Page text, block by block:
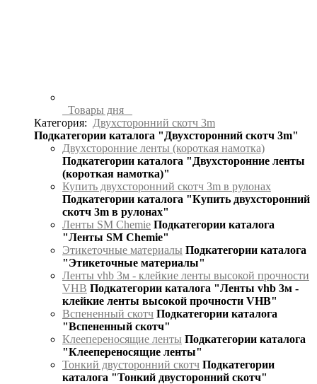
Товары дня
Категория:
Двухсторонний скотч 3m
Подкатегории каталога "Двухсторонний скотч 3m"
Двухсторонние ленты (короткая намотка)
Подкатегории каталога "Двухсторонние ленты
(короткая намотка)"
Купить двухсторонний скотч 3m в рулонах
Подкатегории каталога "Купить двухсторонний
скотч 3m в рулонах"
Ленты SM Chemie Подкатегории каталога
"Ленты SM Chemie"
Этикеточные материалы Подкатегории каталога
"Этикеточные материалы"
Ленты vhb 3м - клейкие ленты высокой прочности
VHB Подкатегории каталога "Ленты vhb 3м -
клейкие ленты высокой прочности VHB"
Вспененный скотч Подкатегории каталога
"Вспененный скотч"
Клеепереносящие ленты Подкатегории каталога
"Клеепереносящие ленты"
Тонкий двусторонний скотч Подкатегории
каталога "Тонкий двусторонний скотч"